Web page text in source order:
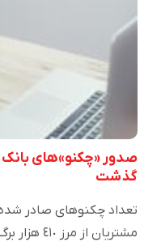
گذشت
تعداد چکنوهای صادر شده
مشتریان از مرز ٤١٠ هزار برگ عبور کرد.